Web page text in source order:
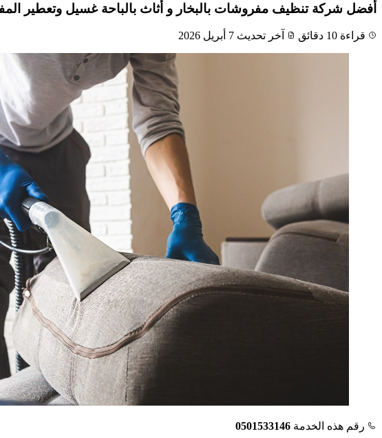
أفضل شركة تنظيف مفروشات بالبخار و أثاث بالباحة غسيل وتعطير
قراءة 10 دقائق آخر تحديث 7 أبريل 2026
رقم هذه الخدمة 0501533146